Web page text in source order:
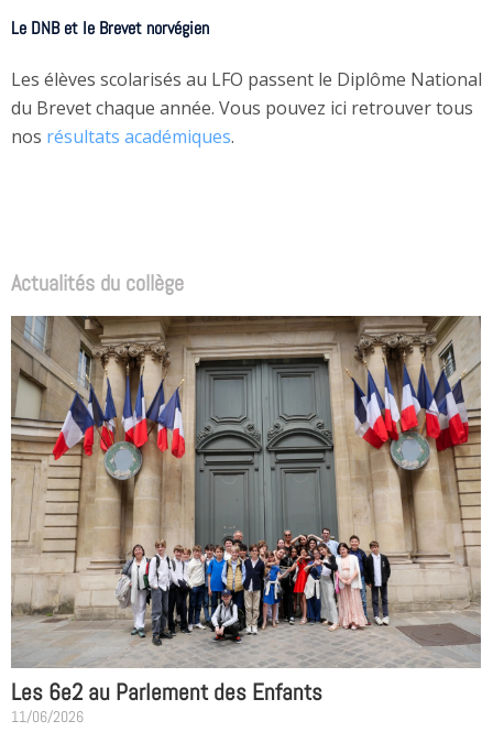
Le DNB et le Brevet norvégien
Les élèves scolarisés au LFO passent le Diplôme National
du Brevet chaque année. Vous pouvez ici retrouver tous
nos résultats académiques.
Actualités du collège
Les 6e2 au Parlement des Enfants
11/06/2026